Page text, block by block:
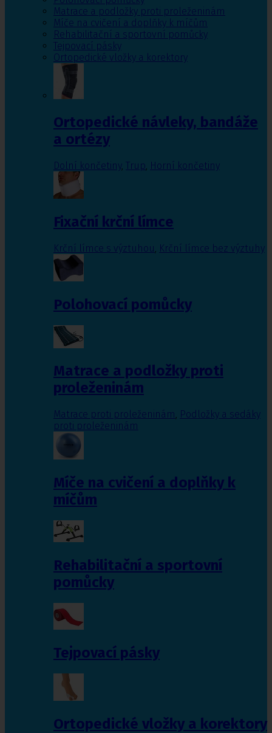
Matrace a podložky proti proleženinám
Míče na cvičení a doplňky k míčům
Rehabilitační a sportovní pomůcky
Tejpovací pásky
Ortopedické vložky a korektory
Ortopedické návleky, bandáže
a ortézy
Dolní končetiny, Trup, Horní končetiny
Fixační krční límce
Krční límce s výztuhou Krční límce bez výztuhy
Polohovací pomůcky
Matrace a podložky proti
proleženinám
Matrace proti proleženinám, Podložky a sedáky
proti proleženinám
Míče na cvičení a doplňky k
míčům
Rehabilitační a sportovní
pomůcky
Tejpovací pásky
Ortopedické vložky a korektory